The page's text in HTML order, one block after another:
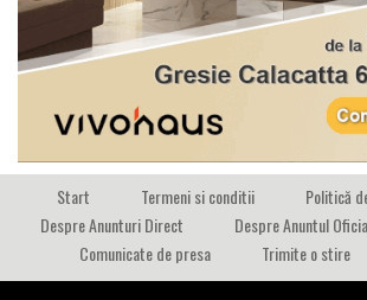
Start Termeni si conditii
Politică
Despre Anunturi Direct
Despre Anuntul
Comunicate de presa
Trimite o stire